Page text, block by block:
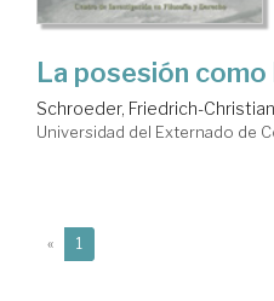
La posesión como
Schroeder, Friedrich-Christian
Universidad del Externado de
« 1